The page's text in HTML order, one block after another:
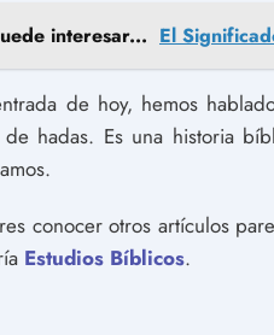
interesar... El
de hoy, hemos
de hadas. Es una historia
conocer otros artículos
Estudios Bíblicos.